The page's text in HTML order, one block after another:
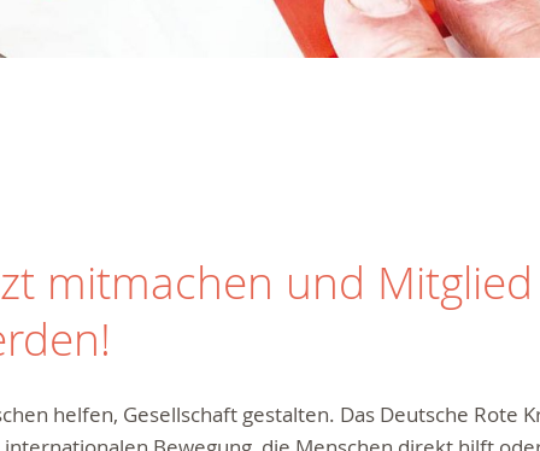
mitmachen und Mitglied
helfen, Gesellschaft gestalten. Das Deutsche Rote